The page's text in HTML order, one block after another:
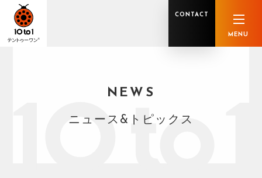
税理士業務
社会保険労務士業務 不動産鑑定士業務 行政書士業務
私たちの軌跡 グループ概要
CONTACT
MENU
NEWS
ニュース&トピックス